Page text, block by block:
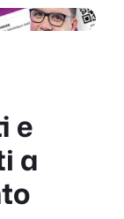
e
a